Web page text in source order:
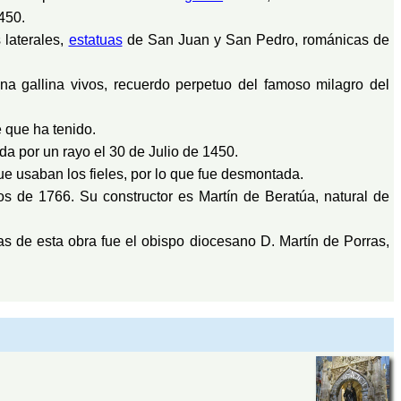
estatuasde San Juan y San Pedro, románicas de
gallina vivos, recuerdo perpetuo del famoso milagro del
que ha tenido.
por un rayo el 30 de Julio de 1450.
usaban los fieles, por lo que fue desmontada.
de 1766. Su constructor es Martín de Beratúa, natural de
de esta obra fue el obispo diocesano D. Martín de Porras,